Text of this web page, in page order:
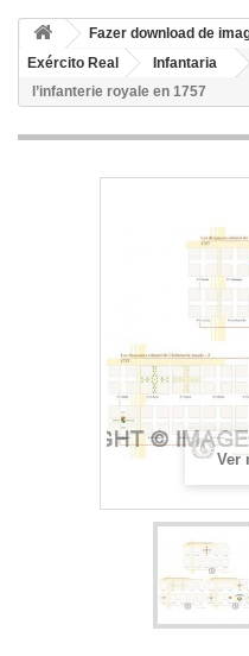
Fazer download de
Exército Real
Infantaria
l’infanterie royale en 1757
Ver